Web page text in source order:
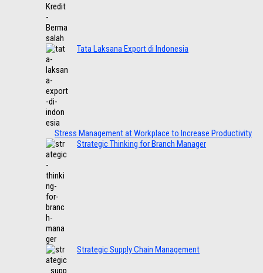
Tata Laksana Export di Indonesia
Stress Management at Workplace to Increase Productivity
Strategic Thinking for Branch Manager
Strategic Supply Chain Management